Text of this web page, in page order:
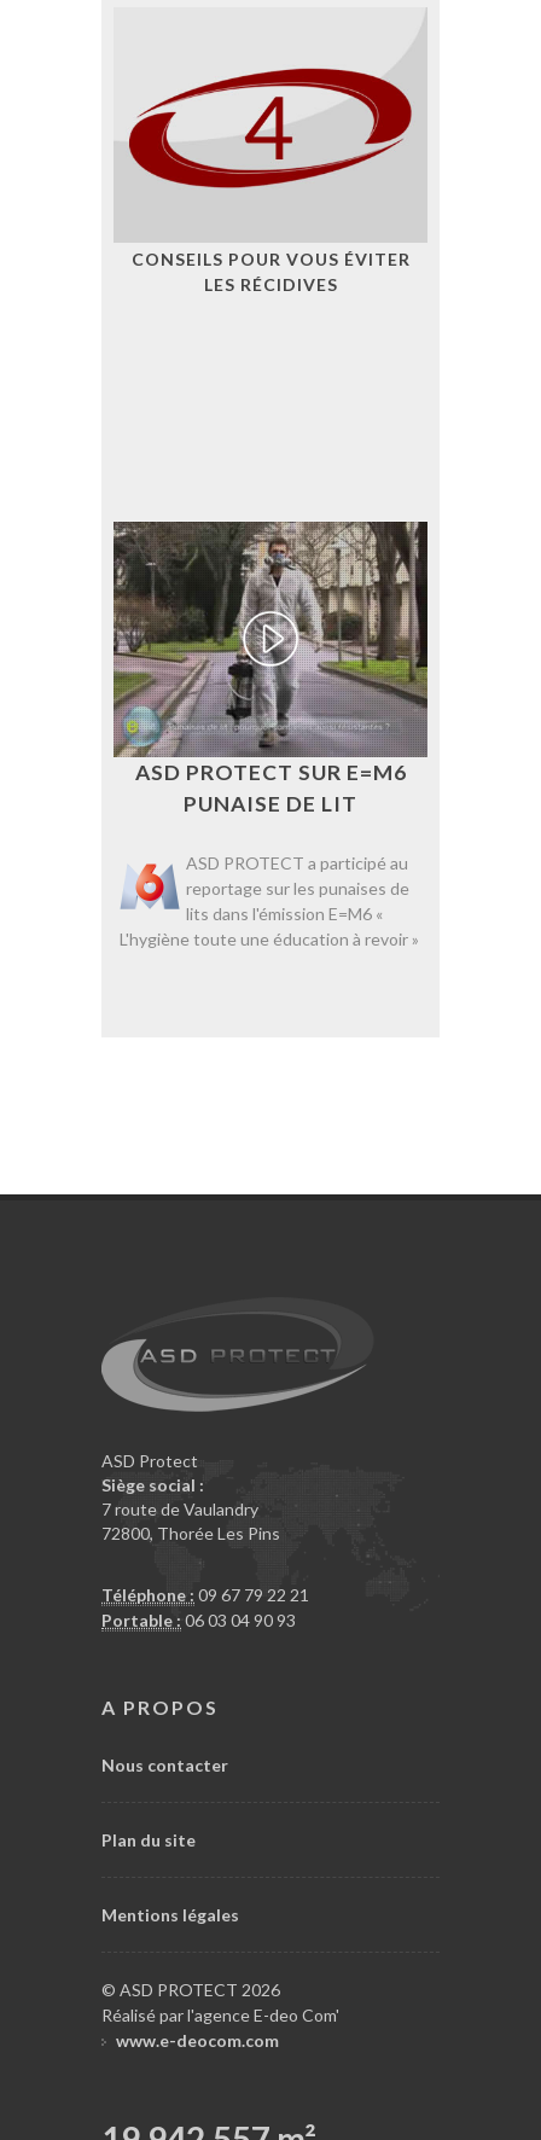
CONSEILS POUR VOUS ÉVITER
LES RÉCIDIVES
ASD PROTECT SUR E=M6
PUNAISE DE LIT
ASD PROTECT a participé au
reportage sur les punaises de
lits dans l'émission E=M6 «
L'hygiène toute une éducation à revoir »
ASD Protect
Siège social :
7 route de Vaulandry
72800, Thorée Les Pins
Téléphone : 09 67 79 22 21
Portable : 06 03 04 90 93
A PROPOS
Nous contacter
Plan du site
Mentions légales
© ASD PROTECT 2026
Réalisé par l'agence E-deo Com'
www.e-deocom.com